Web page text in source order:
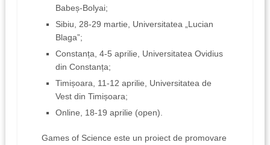
Babeș-Bolyai;
Sibiu, 28-29 martie, Universitatea „Lucian
Blaga”;
Constanța, 4-5 aprilie, Universitatea Ovidius
din Constanța;
Timișoara, 11-12 aprilie, Universitatea de
Vest din Timișoara;
Online, 18-19 aprilie (open).
Games of Science este un proiect de promovare